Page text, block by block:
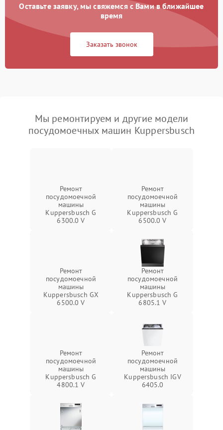
Оставьте заявку, мы свяжемся с Вами в ближайшее
время
Заказать звонок
Мы ремонтируем и другие модели
посудомоечных машин Kuppersbusch
Ремонт
посудомоечной
машины
Kuppersbusch G
6300.0 V
Ремонт
посудомоечной
машины
Kuppersbusch G
6500.0 V
Ремонт
посудомоечной
машины
Kuppersbusch GX
6500.0 V
Ремонт
посудомоечной
машины
Kuppersbusch G
6805.1 V
Ремонт
посудомоечной
машины
Kuppersbusch G
4800.1 V
Ремонт
посудомоечной
машины
Kuppersbusch IGV
6405.0